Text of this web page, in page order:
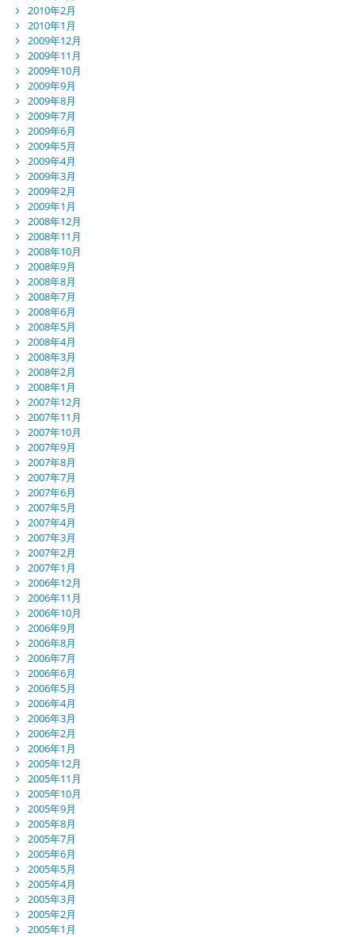
2010年2月
2010年1月
2009年12月
2009年11月
2009年10月
2009年9月
2009年8月
2009年7月
2009年6月
2009年5月
2009年4月
2009年3月
2009年2月
2009年1月
2008年12月
2008年11月
2008年10月
2008年9月
2008年8月
2008年7月
2008年6月
2008年5月
2008年4月
2008年3月
2008年2月
2008年1月
2007年12月
2007年11月
2007年10月
2007年9月
2007年8月
2007年7月
2007年6月
2007年5月
2007年4月
2007年3月
2007年2月
2007年1月
2006年12月
2006年11月
2006年10月
2006年9月
2006年8月
2006年7月
2006年6月
2006年5月
2006年4月
2006年3月
2006年2月
2006年1月
2005年12月
2005年11月
2005年10月
2005年9月
2005年8月
2005年7月
2005年6月
2005年5月
2005年4月
2005年3月
2005年2月
2005年1月